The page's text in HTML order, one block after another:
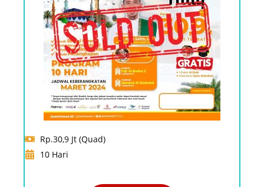
Rp.30,9 Jt (Quad)
10 Hari